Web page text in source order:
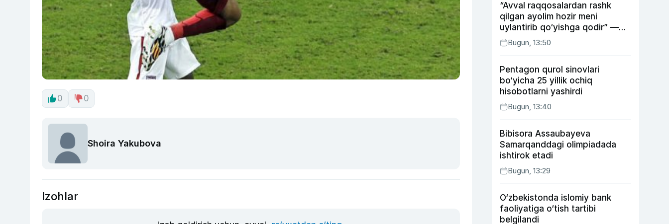
0 0
Shoira Yakubova
Izohlar
“Avval raqqosalardan rashk
qilgan ayolim hozir meni
uylantirib qo‘yishga qodir” —
Anvar Sobirov davlat ishidagi
faoliyati va o‘g‘il tarbiyasidagi
Bugun, 13:50
Pentagon qurol sinovlari
bo‘yicha 25 yillik ochiq
hisobotlarni yashirdi
Bugun, 13:40
Bibisora Assaubayeva
Samarqanddagi olimpiadada
ishtirok etadi
Bugun, 13:29
O‘zbekistonda islomiy bank
faoliyatiga o‘tish tartibi
belgilandi